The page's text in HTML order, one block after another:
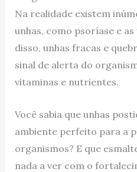
Na realidade existem
unhas, como psoríase e
disso, unhas fracas e
sinal de alerta do
vitaminas e nutrientes.
Você sabia que unhas
ambiente perfeito para a
organismos? E que
nada a ver com o